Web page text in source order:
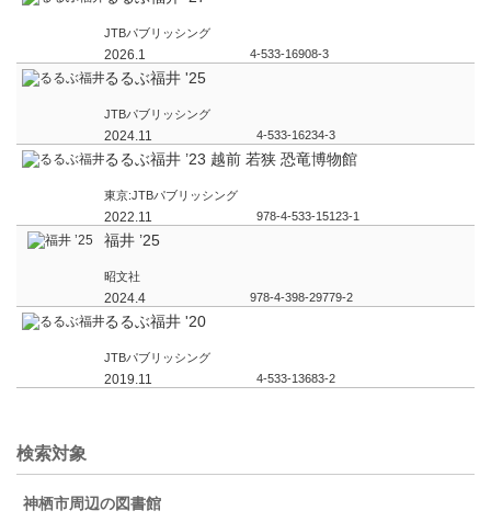
JTBパブリッシング
2026.1 4-533-16908-3
るるぶ福井 '25
JTBパブリッシング
2024.11 4-533-16234-3
るるぶ福井 ’23 越前 若狭 恐竜博物館
東京:JTBパブリッシング
2022.11 978-4-533-15123-1
福井 ’25
昭文社
2024.4 978-4-398-29779-2
るるぶ福井 '20
JTBパブリッシング
2019.11 4-533-13683-2
検索対象
神栖市周辺の図書館